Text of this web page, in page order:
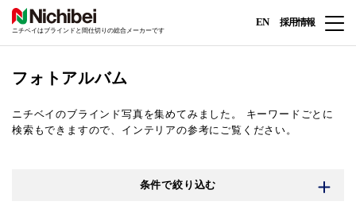
ニチベイはブラインドと間仕切りの総合メーカーです
EN 採用情報
フォトアルバム
ニチベイのブラインド写真を集めてみました。
キーワードごとに
検索もできますので、インテリアの参考にご覧ください。
条件で絞り込む